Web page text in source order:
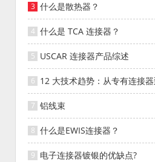
什么是散热器？
什么是 TCA 连接器？
USCAR 连接器产品综述
12 大技术趋势：从专有连接器
器的演变
铝线束
什么是EWIS连接器？
电子连接器镀银的优缺点?